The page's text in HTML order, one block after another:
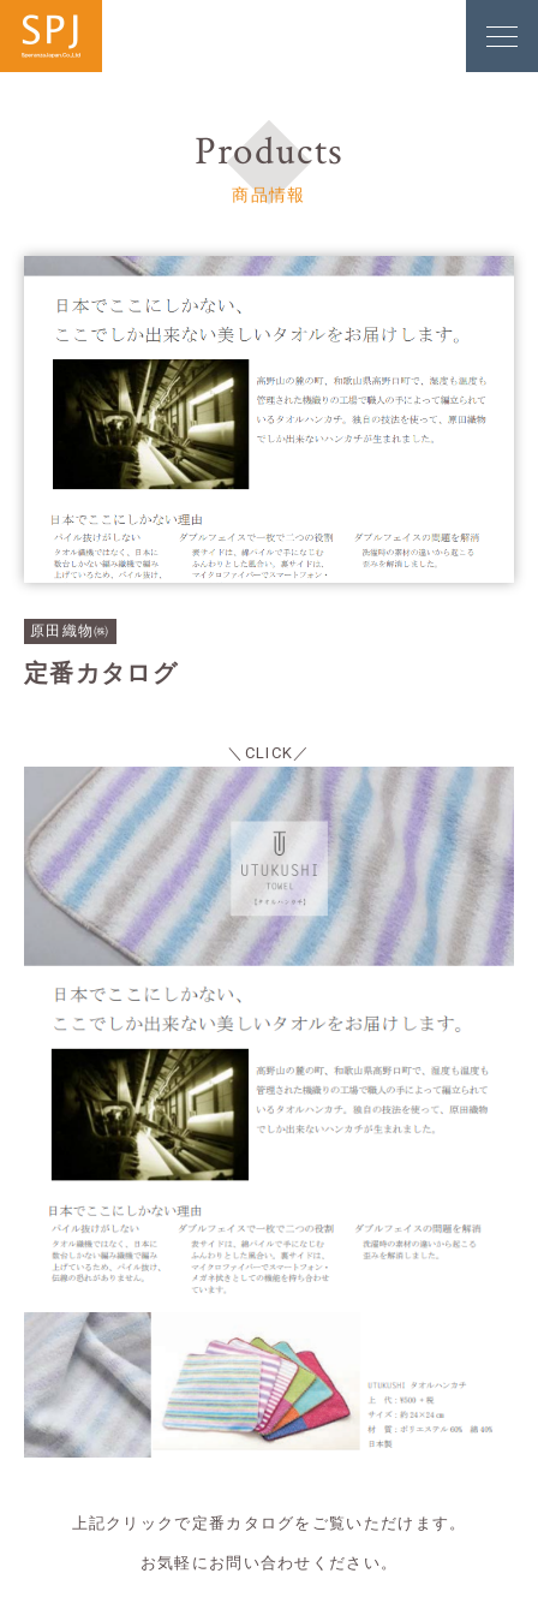
Products
商品情報
原田織物㈱
定番カタログ
＼CLICK／
上記クリックで定番カタログをご覧いただけます。
お気軽にお問い合わせください。